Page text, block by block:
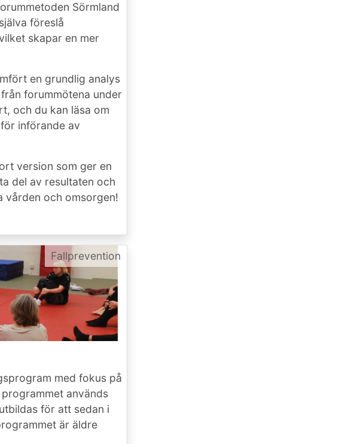
Sörmland
föreslå
skapar en mer
en grundlig analys
forummötena under
och du kan läsa om
införande av
version som ger en
del av resultaten och
vården och omsorgen!
Fallprevention
med fokus på
används
för att sedan i
är äldre